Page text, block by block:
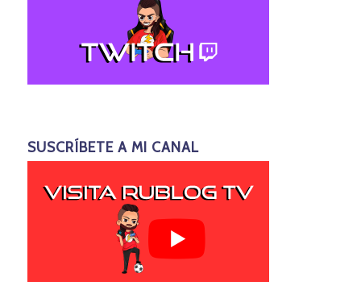
SUSCRÍBETE A MI CANAL